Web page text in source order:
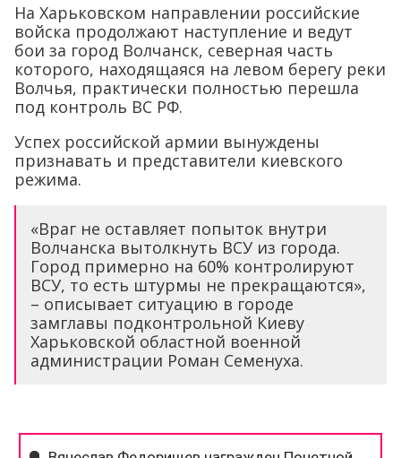
На Харьковском направлении российские
войска продолжают наступление и ведут
бои за город Волчанск, северная часть
которого, находящаяся на левом берегу реки
Волчья, практически полностью перешла
под контроль ВС РФ.
Успех российской армии вынуждены
признавать и представители киевского
режима.
«Враг не оставляет попыток внутри
Волчанска вытолкнуть ВСУ из города.
Город примерно на 60% контролируют
ВСУ, то есть штурмы не прекращаются»,
– описывает ситуацию в городе
замглавы подконтрольной Киеву
Харьковской областной военной
администрации Роман Семенуха.